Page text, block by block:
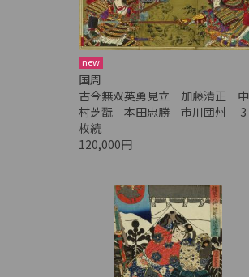
new
国周
古今無双英勇見立 加藤清正 中
村芝翫 本田忠勝 市川団州 3
枚続
120,000円